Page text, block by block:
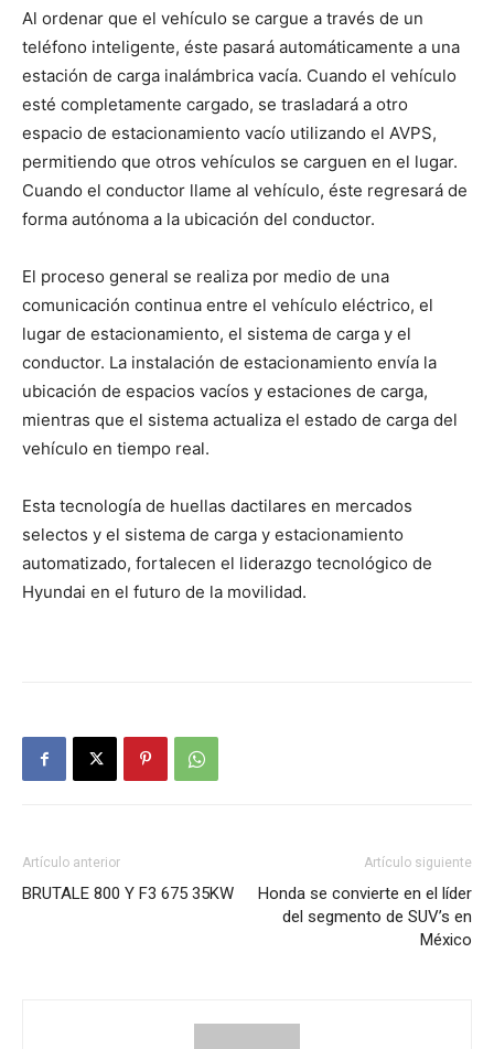
Al ordenar que el vehículo se cargue a través de un
teléfono inteligente, éste pasará automáticamente a una
estación de carga inalámbrica vacía. Cuando el vehículo
esté completamente cargado, se trasladará a otro
espacio de estacionamiento vacío utilizando el AVPS,
permitiendo que otros vehículos se carguen en el lugar.
Cuando el conductor llame al vehículo, éste regresará de
forma autónoma a la ubicación del conductor.
El proceso general se realiza por medio de una
comunicación continua entre el vehículo eléctrico, el
lugar de estacionamiento, el sistema de carga y el
conductor. La instalación de estacionamiento envía la
ubicación de espacios vacíos y estaciones de carga,
mientras que el sistema actualiza el estado de carga del
vehículo en tiempo real.
Esta tecnología de huellas dactilares en mercados
selectos y el sistema de carga y estacionamiento
automatizado, fortalecen el liderazgo tecnológico de
Hyundai en el futuro de la movilidad.
Artículo anterior
BRUTALE 800 Y F3 675 35KW
Artículo siguiente
Honda se convierte en el líder
del segmento de SUV’s en
México